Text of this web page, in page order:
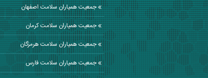
جمعیت همیاران سلامت اصفهان
جمعیت همیاران سلامت كرمان
جمعیت همیاران سلامت هرمزگان
جمعیت همیاران سلامت فارس